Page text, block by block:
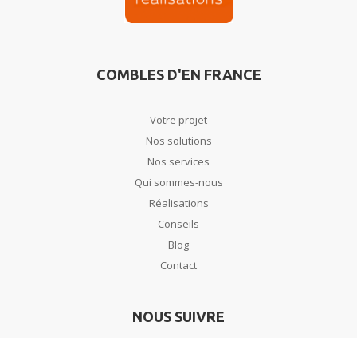
COMBLES D'EN FRANCE
Votre projet
Nos solutions
Nos services
Qui sommes-nous
Réalisations
Conseils
Blog
Contact
NOUS SUIVRE